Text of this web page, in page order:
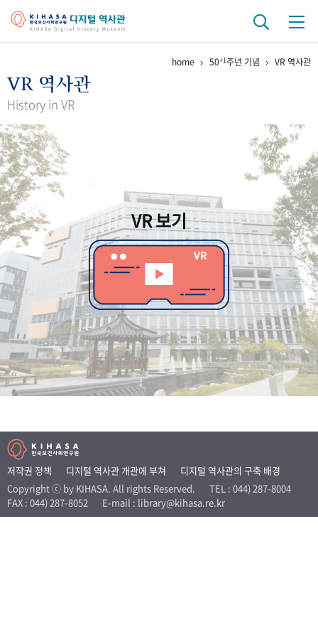
걸어온 길 기관 변천사
연구 역사
정책과 연구
간행물 변천사
기록물 아카이브
사진 아카이브 문서 기록물 행정박물 영상 기록물
50 주년 기념
성과 50선 숫자로 보는 50년 50 +1주년 광장
세계와 함께 한 KIHASA
VR 역사관
home 50+1주년 기념 VR 역사관
VR 역사관
History in VR
VR 보기
저작권 정책 디지털 역사관 개관에 부쳐
디지털 역사관의 구축 배경
Copyright ⓒ by KIHASA. All rights Reserved.
TEL : 044) 287-8004
FAX : 044) 287-8052
E-mail : library@kihasa.re.kr